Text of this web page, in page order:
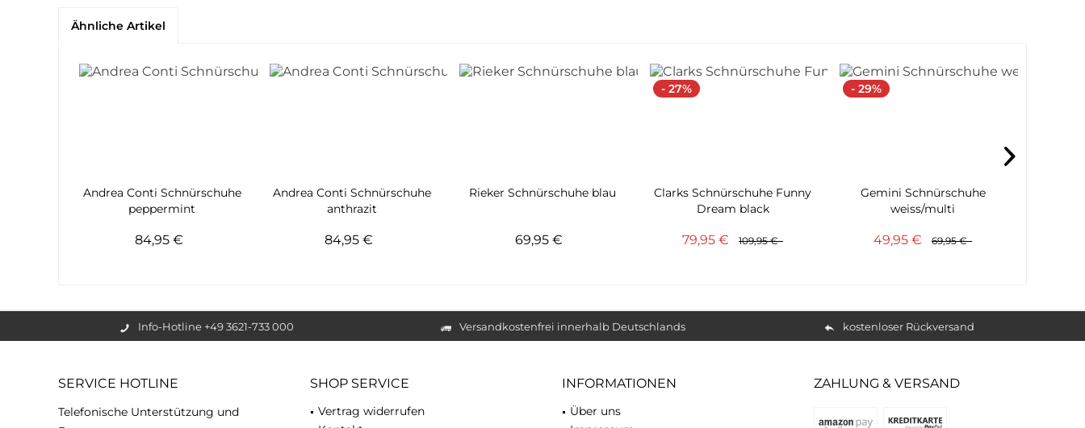
Ähnliche Artikel
Andrea Conti Schnürschuhe
peppermint
84,95 €
Andrea Conti Schnürschuhe
anthrazit
84,95 €
Rieker Schnürschuhe blau
69,95 €
- 27%
Clarks Schnürschuhe Funny
Dream black
79,95 € 109,95 €
- 29%
Gemini Schnürschuhe
weiss/multi
49,95 € 69,95 €
Info-Hotline +49 3621-733 000 Versandkostenfrei innerhalb Deutschlands kostenloser Rückversand
SERVICE HOTLINE
Telefonische Unterstützung und
SHOP SERVICE
Vertrag widerrufen
INFORMATIONEN
Über uns
ZAHLUNG & VERSAND